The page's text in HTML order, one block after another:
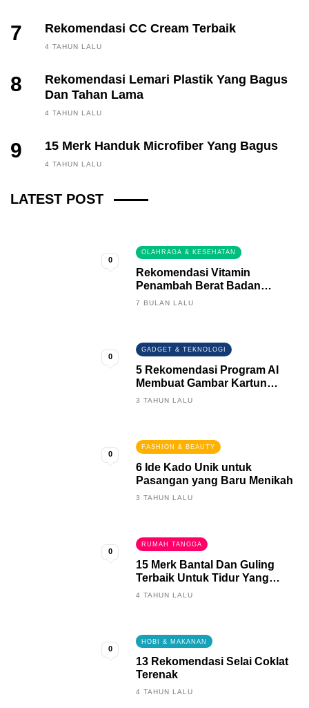
7 Rekomendasi CC Cream Terbaik
4 TAHUN LALU
8
Rekomendasi Lemari Plastik Yang Bagus
Dan Tahan Lama
4 TAHUN LALU
9 15 Merk Handuk Microfiber Yang Bagus
4 TAHUN LALU
LATEST POST
FINANCE, INVESTING
3 BULAN LALU
0
OLAHRAGA & KESEHATAN
Rekomendasi Vitamin
Penambah Berat Badan
Terbaik
7 BULAN LALU
0
GADGET & TEKNOLOGI
5 Rekomendasi Program AI
Membuat Gambar Kartun
Keren
3 TAHUN LALU
0
FASHION & BEAUTY
6 Ide Kado Unik untuk
Pasangan yang Baru Menikah
3 TAHUN LALU
0
RUMAH TANGGA
15 Merk Bantal Dan Guling
Terbaik Untuk Tidur Yang
Berkualitas
4 TAHUN LALU
0
HOBI & MAKANAN
13 Rekomendasi Selai Coklat
Terenak
4 TAHUN LALU